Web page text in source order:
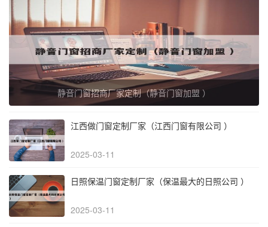
静音门窗招商厂家定制（静音门窗加盟 ）
江西做门窗定制厂家（江西门窗有限公司 ）
2025-03-11
日照保温门窗定制厂家（保温最大的日照公司 ）
2025-03-11